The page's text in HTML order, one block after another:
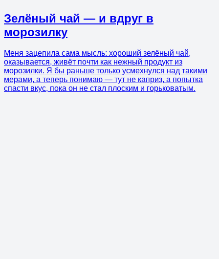
Зелёный чай — и вдруг в
морозилку
Меня зацепила сама мысль: хороший зелёный чай,
оказывается, живёт почти как нежный продукт из
морозилки. Я бы раньше только усмехнулся над такими
мерами, а теперь понимаю — тут не каприз, а попытка
спасти вкус, пока он не стал плоским и горьковатым.